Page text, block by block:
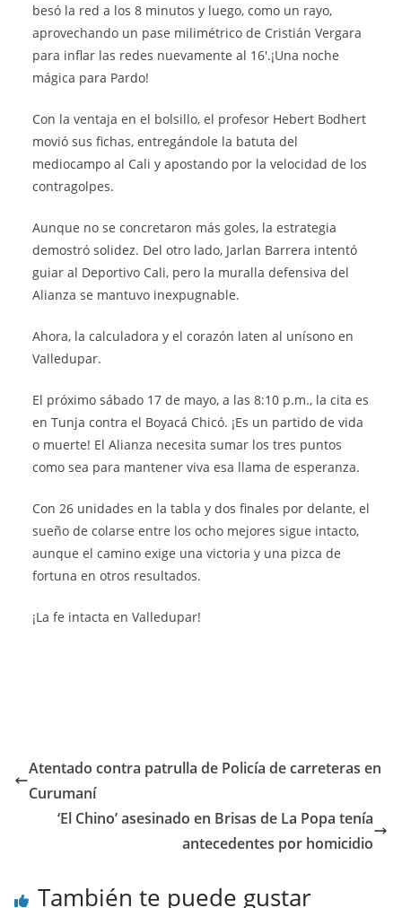
besó la red a los 8 minutos y luego, como un rayo,
aprovechando un pase milimétrico de Cristián Vergara
para inflar las redes nuevamente al 16′.¡Una noche
mágica para Pardo!
Con la ventaja en el bolsillo, el profesor Hebert Bodhert
movió sus fichas, entregándole la batuta del
mediocampo al Cali y apostando por la velocidad de los
contragolpes.
Aunque no se concretaron más goles, la estrategia
demostró solidez. Del otro lado, Jarlan Barrera intentó
guiar al Deportivo Cali, pero la muralla defensiva del
Alianza se mantuvo inexpugnable.
Ahora, la calculadora y el corazón laten al unísono en
Valledupar.
El próximo sábado 17 de mayo, a las 8:10 p.m., la cita es
en Tunja contra el Boyacá Chicó. ¡Es un partido de vida
o muerte! El Alianza necesita sumar los tres puntos
como sea para mantener viva esa llama de esperanza.
Con 26 unidades en la tabla y dos finales por delante, el
sueño de colarse entre los ocho mejores sigue intacto,
aunque el camino exige una victoria y una pizca de
fortuna en otros resultados.
¡La fe intacta en Valledupar!
Atentado contra patrulla de Policía de carreteras en
Curumaní
‘El Chino’ asesinado en Brisas de La Popa tenía
antecedentes por homicidio
También te puede gustar